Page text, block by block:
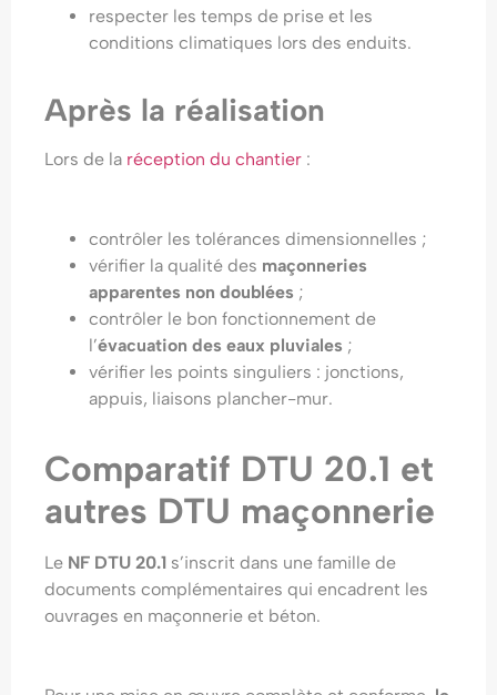
respecter les temps de prise et les
conditions climatiques lors des enduits.
Après la réalisation
Lors de la réception du chantier :
contrôler les tolérances dimensionnelles ;
vérifier la qualité des maçonneries
apparentes non doublées ;
contrôler le bon fonctionnement de
l’évacuation des eaux pluviales ;
vérifier les points singuliers : jonctions,
appuis, liaisons plancher-mur.
Comparatif DTU 20.1 et
autres DTU maçonnerie
Le NF DTU 20.1 s’inscrit dans une famille de
documents complémentaires qui encadrent les
ouvrages en maçonnerie et béton.